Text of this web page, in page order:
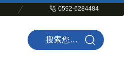
0592-6284484